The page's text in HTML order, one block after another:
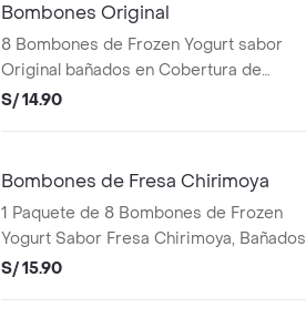
Bombones Original
8 Bombones de Frozen Yogurt sabor
Original bañados en Cobertura de
Chocolate
S/ 14.90
Bombones de Fresa Chirimoya
1 Paquete de 8 Bombones de Frozen
Yogurt Sabor Fresa Chirimoya, Bañados
en Cobertura de Chocolate
S/ 15.90